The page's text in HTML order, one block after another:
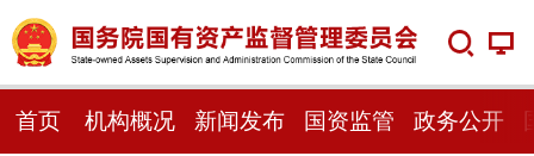
首页 机构概况 新闻发布 国资监管 政务公开